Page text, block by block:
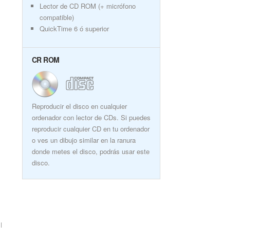
Lector de CD ROM (+ micrófono
compatible)
QuickTime 6 ó superior
CR ROM
Reproducir el disco en cualquier
ordenador con lector de CDs. Si puedes
reproducir cualquier CD en tu ordenador
o ves un dibujo similar en la ranura
donde metes el disco, podrás usar este
disco.
|